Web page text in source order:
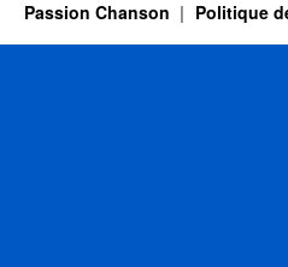
Passion Chanson Politique